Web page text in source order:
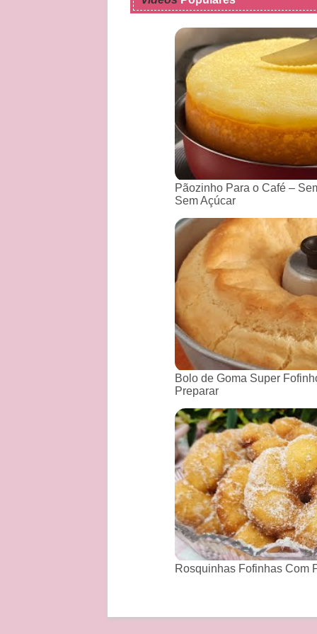
Pãozinho Para o Café –
Sem Açúcar
Bolo de Goma Super
Preparar
Rosquinhas Fofinhas Com